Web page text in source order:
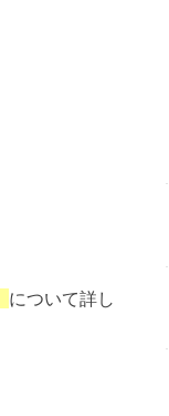
について詳し